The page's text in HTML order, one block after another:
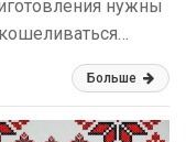
нужны
Больше